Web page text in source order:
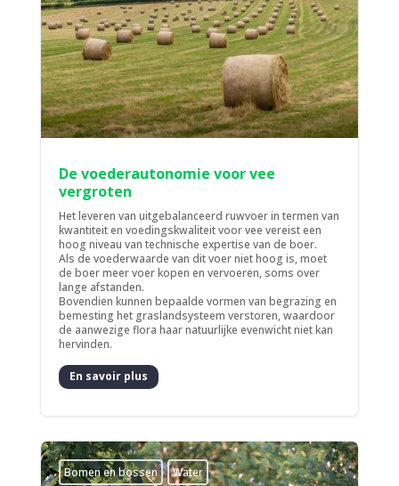
De voederautonomie voor vee
vergroten
Het leveren van uitgebalanceerd ruwvoer in termen van
kwantiteit en voedingskwaliteit voor vee vereist een
hoog niveau van technische expertise van de boer.
Als de voederwaarde van dit voer niet hoog is, moet
de boer meer voer kopen en vervoeren, soms over
lange afstanden.
Bovendien kunnen bepaalde vormen van begrazing en
bemesting het graslandsysteem verstoren, waardoor
de aanwezige flora haar natuurlijke evenwicht niet kan
hervinden.
En savoir plus
Bomen en bossen Water